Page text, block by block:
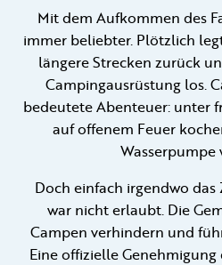
Privat vermietung
+31 (0) 577 411 283
Contact
Werken bij
Mit dem Aufkommen des
immer beliebter. Plötzlich
längere Strecken zurück
Campingausrüstung los.
bedeutete Abenteuer: unter
auf offenem Feuer
Wasserpumpe
Doch einfach irgendwo das
war nicht erlaubt. Die
Campen verhindern und
Eine offizielle